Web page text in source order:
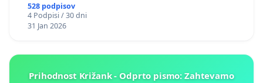
528 podpisov
4 Podpisi / 30 dni
31 Jan 2026
Prihodnost Križank - Odprto pismo: Zahtevamo